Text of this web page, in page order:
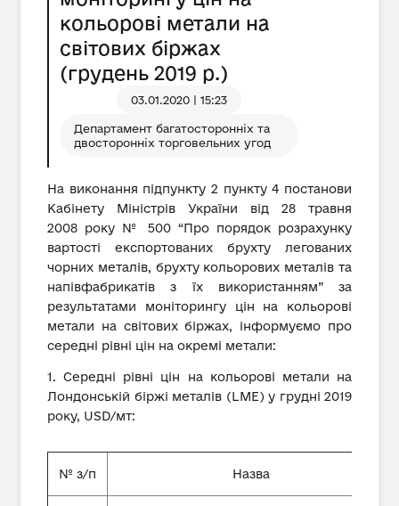
кольорові метали на
світових біржах
(грудень 2019 р.)
03.01.2020 | 15:23
Департамент багатосторонніх та
двосторонніх торговельних угод
На виконання підпункту 2 пункту 4 постанови
Кабінету Міністрів України від 28 травня
2008 року № 500 “Про порядок розрахунку
вартості експортованих брухту легованих
чорних металів, брухту кольорових металів та
напівфабрикатів з їх використанням” за
результатами моніторингу цін на кольорові
метали на світових біржах, інформуємо про
середні рівні цін на окремі метали:
1. Середні рівні цін на кольорові метали на
Лондонській біржі металів (LME) у грудні 2019
року, USD/мт:
№ з/п Назва